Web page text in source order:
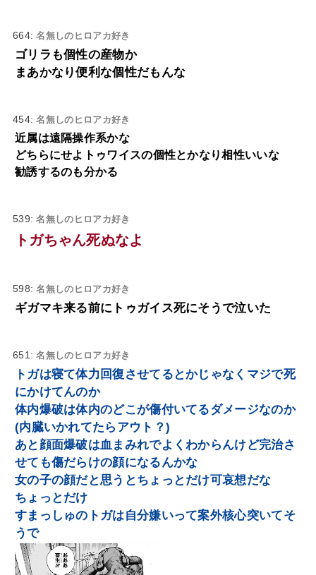
664:名無しのヒロアカ好き
ゴリラも個性の産物か
まあかなり便利な個性だもんな
454:名無しのヒロアカ好き
近属は遠隔操作系かな
どちらにせよトゥワイスの個性とかなり相性いいな
勧誘するのも分かる
539:名無しのヒロアカ好き
トガちゃん死ぬなよ
598:名無しのヒロアカ好き
ギガマキ来る前にトゥガイス死にそうで泣いた
651:名無しのヒロアカ好き
トガは寝て体力回復させてるとかじゃなくマジで死
にかけてんのか
体内爆破は体内のどこが傷付いてるダメージなのか
(内臓いかれてたらアウト？)
あと顔面爆破は血まみれでよくわからんけど完治さ
せても傷だらけの顔になるんかな
女の子の顔だと思うとちょっとだけ可哀想だな
ちょっとだけ
すまっしゅのトガは自分嫌いって案外核心突いてそ
うで